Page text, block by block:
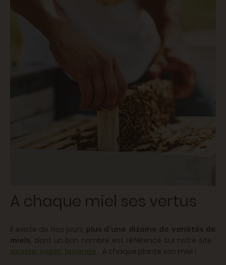
A chaque miel ses vertus
Il existe de nos jours plus d’une dizaine de variétés de
miels, dont un bon nombre est référencé sur notre site :
acacia, sapin, lavande… À chaque plante son miel !